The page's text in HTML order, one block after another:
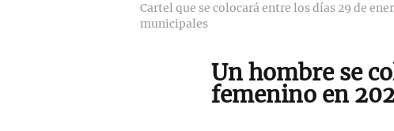
Cartel que se colocará entre los días 29 de
municipales
Un hombre se
femenino en